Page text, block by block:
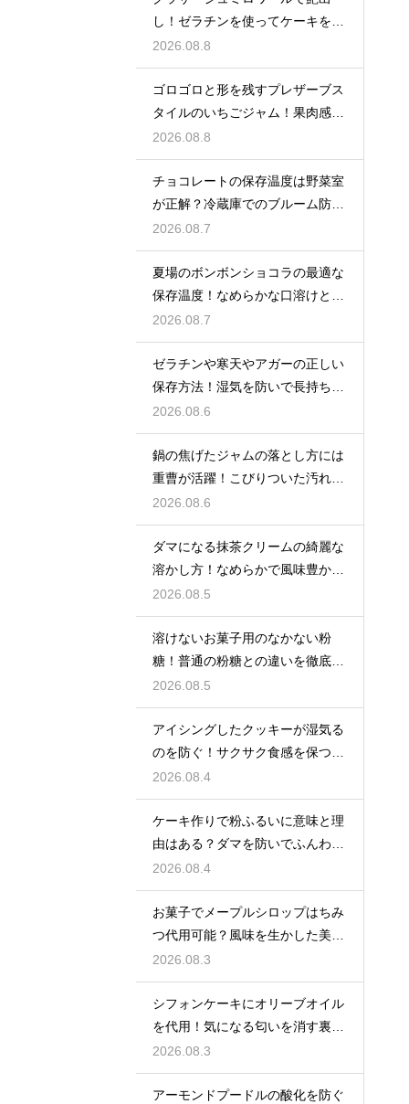
し！ゼラチンを使ってケーキを美
しく飾る
2026.08.8
ゴロゴロと形を残すプレザーブス
タイルのいちごジャム！果肉感を
たっぷり楽しむ美味しいレシピ
2026.08.8
チョコレートの保存温度は野菜室
が正解？冷蔵庫でのブルーム防止
策
2026.08.7
夏場のボンボンショコラの最適な
保存温度！なめらかな口溶けと美
しいツヤを保つための管理方法
2026.08.7
ゼラチンや寒天やアガーの正しい
保存方法！湿気を防いで長持ちさ
せるコツ
2026.08.6
鍋の焦げたジャムの落とし方には
重曹が活躍！こびりついた汚れを
綺麗に落としてピカピカにする技
2026.08.6
ダマになる抹茶クリームの綺麗な
溶かし方！なめらかで風味豊かな
クリームを作る
2026.08.5
溶けないお菓子用のなかない粉
糖！普通の粉糖との違いを徹底解
説
2026.08.5
アイシングしたクッキーが湿気る
のを防ぐ！サクサク食感を保つ裏
技
2026.08.4
ケーキ作りで粉ふるいに意味と理
由はある？ダマを防いでふんわり
と軽い生地に焼き上げるための基
本
2026.08.4
お菓子でメープルシロップはちみ
つ代用可能？風味を生かした美味
しい技
2026.08.3
シフォンケーキにオリーブオイル
を代用！気になる匂いを消す裏ワ
ザ
2026.08.3
アーモンドプードルの酸化を防ぐ